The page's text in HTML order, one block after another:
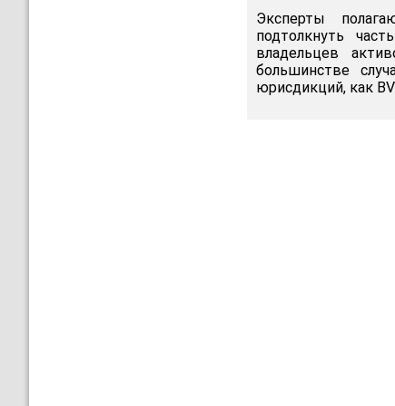
Эксперты
подтолкнуть
владельцев
большинстве
юрисдикций, как